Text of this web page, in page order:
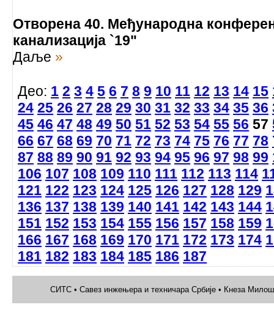
Отворена 40. Међународна
канализација `19"
Даље »
Део: 1 2 3 4 5 6 7 8 9 10 11 12 13 14 15
24 25 26 27 28 29 30 31 32 33 34 35 36
45 46 47 48 49 50 51 52 53 54 55 56 57
66 67 68 69 70 71 72 73 74 75 76 77 78
87 88 89 90 91 92 93 94 95 96 97 98 99
106 107 108 109 110 111 112 113 114
121 122 123 124 125 126 127 128 129
136 137 138 139 140 141 142 143 144
151 152 153 154 155 156 157 158 159
166 167 168 169 170 171 172 173 174
181 182 183 184 185 186 187
СИТС • Савез инжењера и техничара Србије • Кнеза